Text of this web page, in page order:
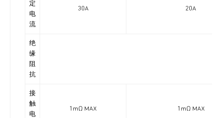
定
电
流
30A 20A
绝
缘
阻
抗
接
触
电
1mΩ MAX 1mΩ MAX